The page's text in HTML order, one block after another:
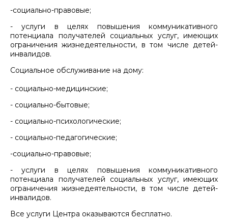
-социально-правовые;
- услуги в целях повышения коммуникативного
потенциала получателей социальных услуг, имеющих
ограничения жизнедеятельности, в том числе детей-
инвалидов.
Социальное обслуживание на дому:
- социально-медицинские;
- социально-бытовые;
- социально-психологические;
- социально-педагогические;
-социально-правовые;
- услуги в целях повышения коммуникативного
потенциала получателей социальных услуг, имеющих
ограничения жизнедеятельности, в том числе детей-
инвалидов.
Все услуги Центра оказываются бесплатно.